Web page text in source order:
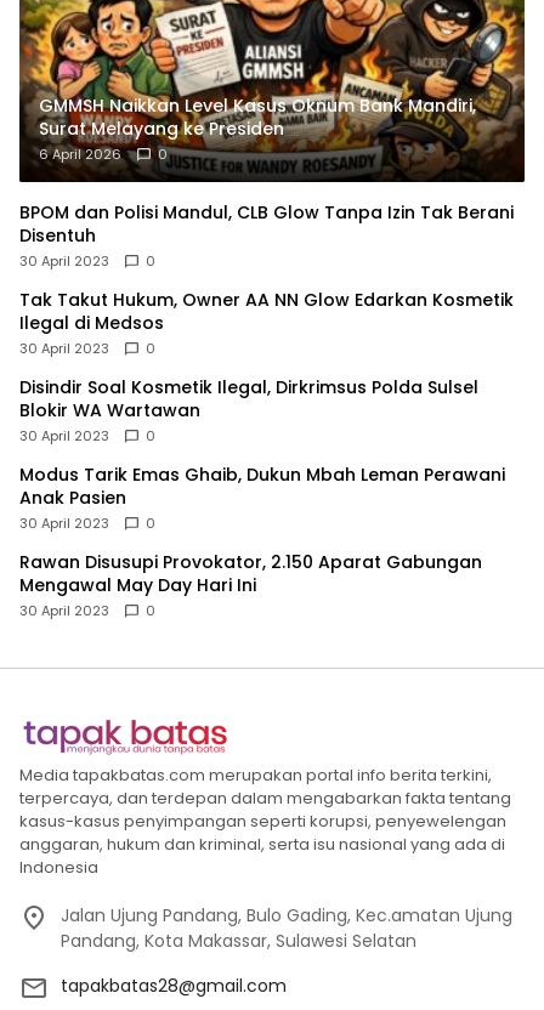
GMMSH Naikkan Level Kasus Oknum Bank Mandiri,
Surat Melayang ke Presiden
6 April 2026 0
BPOM dan Polisi Mandul, CLB Glow Tanpa Izin Tak Berani
Disentuh
30 April 2023 0
Tak Takut Hukum, Owner AA NN Glow Edarkan Kosmetik
Ilegal di Medsos
30 April 2023 0
Disindir Soal Kosmetik Ilegal, Dirkrimsus Polda Sulsel
Blokir WA Wartawan
30 April 2023 0
Modus Tarik Emas Ghaib, Dukun Mbah Leman Perawani
Anak Pasien
30 April 2023 0
Rawan Disusupi Provokator, 2.150 Aparat Gabungan
Mengawal May Day Hari Ini
30 April 2023 0
Media tapakbatas.com merupakan portal info berita terkini,
terpercaya, dan terdepan dalam mengabarkan fakta tentang
kasus-kasus penyimpangan seperti korupsi, penyewelengan
anggaran, hukum dan kriminal, serta isu nasional yang ada di
Indonesia
Jalan Ujung Pandang, Bulo Gading, Kec.amatan Ujung
Pandang, Kota Makassar, Sulawesi Selatan
tapakbatas28@gmail.com